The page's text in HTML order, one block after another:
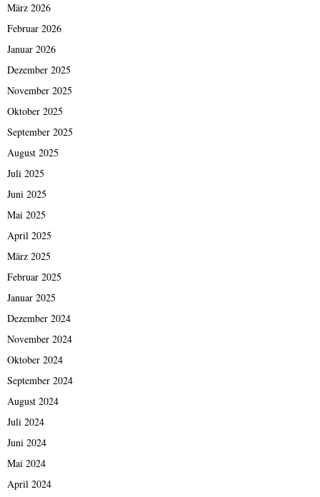
März 2026
Februar 2026
Januar 2026
Dezember 2025
November 2025
Oktober 2025
September 2025
August 2025
Juli 2025
Juni 2025
Mai 2025
April 2025
März 2025
Februar 2025
Januar 2025
Dezember 2024
November 2024
Oktober 2024
September 2024
August 2024
Juli 2024
Juni 2024
Mai 2024
April 2024